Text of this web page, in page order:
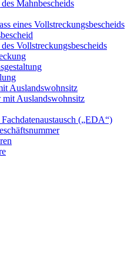
Mahnbescheids
eines Vollstreckungsbescheids
Vollstreckungsbescheids
Auslandswohnsitz
mit Auslandswohnsitz
(„EDA“)